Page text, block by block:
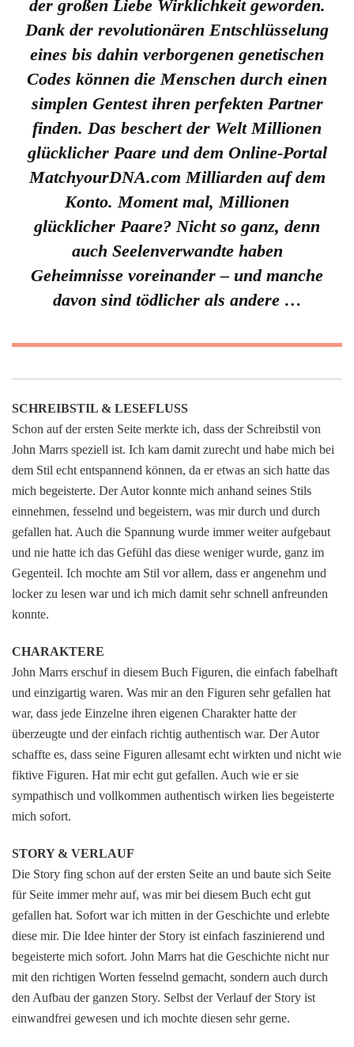
der großen Liebe Wirklichkeit geworden.
Dank der revolutionären Entschlüsselung
eines bis dahin verborgenen genetischen
Codes können die Menschen durch einen
simplen Gentest ihren perfekten Partner
finden. Das beschert der Welt Millionen
glücklicher Paare und dem Online-Portal
MatchyourDNA.com Milliarden auf dem
Konto. Moment mal, Millionen
glücklicher Paare? Nicht so ganz, denn
auch Seelenverwandte haben
Geheimnisse voreinander – und manche
davon sind tödlicher als andere …
SCHREIBSTIL & LESEFLUSS
Schon auf der ersten Seite merkte ich, dass der Schreibstil von
John Marrs speziell ist. Ich kam damit zurecht und habe mich bei
dem Stil echt entspannend können, da er etwas an sich hatte das
mich begeisterte. Der Autor konnte mich anhand seines Stils
einnehmen, fesselnd und begeistern, was mir durch und durch
gefallen hat. Auch die Spannung wurde immer weiter aufgebaut
und nie hatte ich das Gefühl das diese weniger wurde, ganz im
Gegenteil. Ich mochte am Stil vor allem, dass er angenehm und
locker zu lesen war und ich mich damit sehr schnell anfreunden
konnte.
CHARAKTERE
John Marrs erschuf in diesem Buch Figuren, die einfach fabelhaft
und einzigartig waren. Was mir an den Figuren sehr gefallen hat
war, dass jede Einzelne ihren eigenen Charakter hatte der
überzeugte und der einfach richtig authentisch war. Der Autor
schaffte es, dass seine Figuren allesamt echt wirkten und nicht wie
fiktive Figuren. Hat mir echt gut gefallen. Auch wie er sie
sympathisch und vollkommen authentisch wirken lies begeisterte
mich sofort.
STORY & VERLAUF
Die Story fing schon auf der ersten Seite an und baute sich Seite
für Seite immer mehr auf, was mir bei diesem Buch echt gut
gefallen hat. Sofort war ich mitten in der Geschichte und erlebte
diese mir. Die Idee hinter der Story ist einfach faszinierend und
begeisterte mich sofort. John Marrs hat die Geschichte nicht nur
mit den richtigen Worten fesselnd gemacht, sondern auch durch
den Aufbau der ganzen Story. Selbst der Verlauf der Story ist
einwandfrei gewesen und ich mochte diesen sehr gerne.